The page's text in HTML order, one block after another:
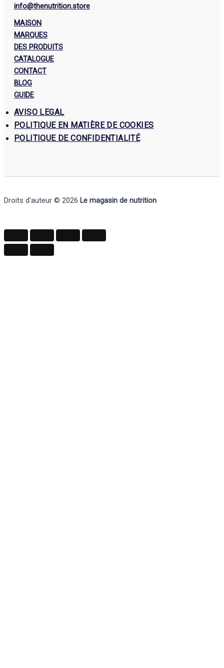
info@thenutrition.store
MAISON
MARQUES
DES PRODUITS
CATALOGUE
CONTACT
BLOG
GUIDE
AVISO LEGAL
POLITIQUE EN MATIÈRE DE COOKIES
POLITIQUE DE CONFIDENTIALITÉ
Droits d'auteur © 2026 Le magasin de nutrition